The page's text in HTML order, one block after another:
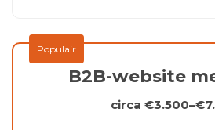
B2B-website
circa